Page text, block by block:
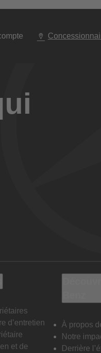
d’entretien
et de
À propos
Notre
Derrière